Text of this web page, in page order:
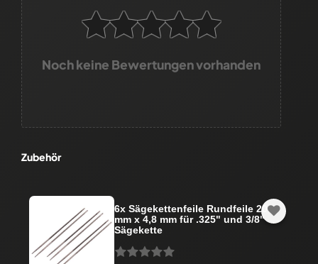
Noch keine Bewertungen vorhanden
Zubehör
6x Sägekettenfeile Rundfeile 200
mm x 4,8 mm für .325" und 3/8"
Sägekette